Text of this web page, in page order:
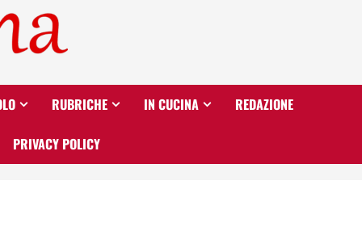
RUBRICHE IN CUCINA REDAZIONE
PRIVACY POLICY